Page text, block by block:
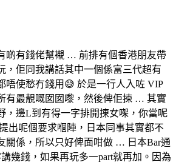
啲有錢佬幫襯 … 前排有個香港朋友帶
，佢同我講話其中一個係富三代超有
唔使愁冇錢用😅 於是一行人入咗 VIP
有最靚嘅囡囡嚟，然後俾佢揀 … 其實
，邊L到有得一字排開㨂女㗎，你當呢
出呢個要求嗰陣，日本同事其實都不
關係，所以只好俾面咁做 … 日本Bar通
幾錢，如果再玩多一part就再加。因為